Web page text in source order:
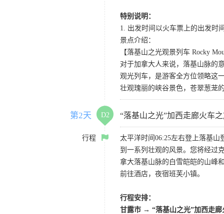
特别说明：
1. 出发时间以火车票上的出发时
景点介绍：
【落基山之光观景列车 Rocky
对于加拿大人来说，落基山脉的
观光列车，是游客全方位领略这
壮观瑰丽的峡谷景色，苍翠葱茏
第2天 D2 “落基山之光”加西走廊火车
行程
太平洋时间06:25左右登上落基
到一系列壮观的风景。您将经过
拿大落基山脉的白雪皑皑的山峰
前往酒店，夜宿班芙小镇。
行程安排：
甘露市 → “落基山之光”加西走